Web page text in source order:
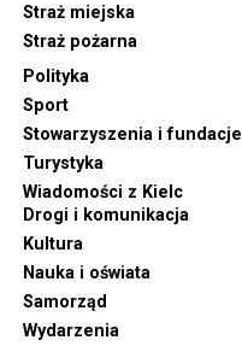
Straż miejska
Straż pożarna
Polityka
Sport
Stowarzyszenia i fundacje
Turystyka
Wiadomości z Kielc
Drogi i komunikacja
Kultura
Nauka i oświata
Samorząd
Wydarzenia